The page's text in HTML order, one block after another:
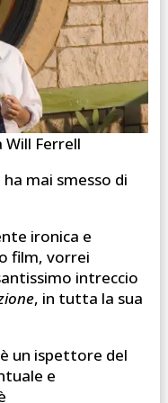
Ferrell
mai smesso di
ironica e
film, vorrei
intreccio
, in tutta la sua
un ispettore del
e